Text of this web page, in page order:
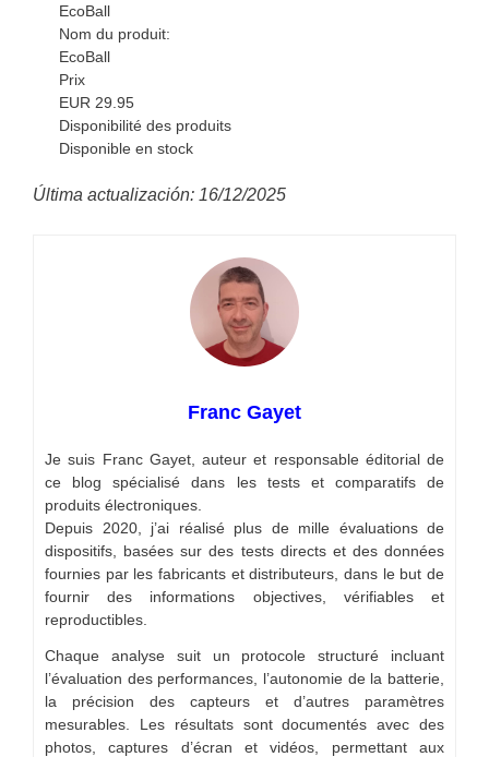
EcoBall
Nom du produit:
EcoBall
Prix
EUR 29.95
Disponibilité des produits
Disponible en stock
Última actualización: 16/12/2025
Franc Gayet
Je suis Franc Gayet, auteur et responsable éditorial de
ce blog spécialisé dans les tests et comparatifs de
produits électroniques.
Depuis 2020, j’ai réalisé plus de mille évaluations de
dispositifs, basées sur des tests directs et des données
fournies par les fabricants et distributeurs, dans le but de
fournir des informations objectives, vérifiables et
reproductibles.
Chaque analyse suit un protocole structuré incluant
l’évaluation des performances, l’autonomie de la batterie,
la précision des capteurs et d’autres paramètres
mesurables. Les résultats sont documentés avec des
photos, captures d’écran et vidéos, permettant aux